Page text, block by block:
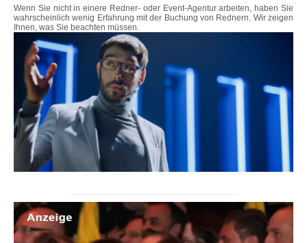
Wenn Sie nicht in einere Redner- oder Event-Agentur arbeiten, haben Sie
wahrscheinlich wenig Erfahrung mit der Buchung von Rednern. Wir zeigen
Ihnen, was Sie beachten müssen.